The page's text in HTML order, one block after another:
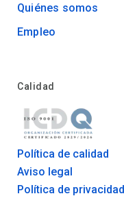
Quiénes somos
Empleo
Calidad
Política de calidad
Aviso legal
Política de privacidad